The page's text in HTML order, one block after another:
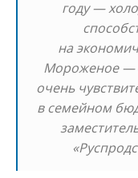
году —
на
Мороженое —
очень
в семейном